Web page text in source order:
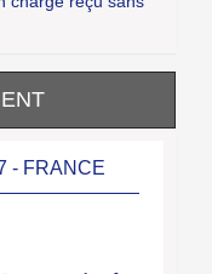
- FRANCE